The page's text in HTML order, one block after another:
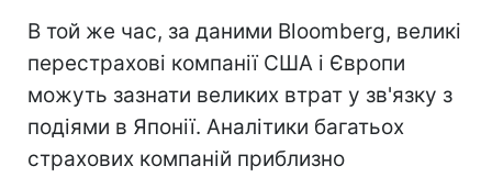
В той же час, за даними Bloomberg, великі
перестрахові компанії США і Європи
можуть зазнати великих втрат у зв'язку з
подіями в Японії. Аналітики багатьох
страхових компаній приблизно